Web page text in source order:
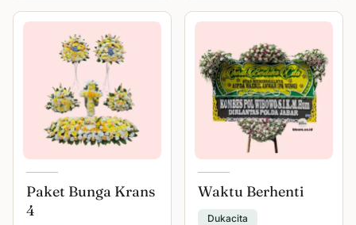
Paket Bunga Krans
4
Waktu Berhenti
Dukacita